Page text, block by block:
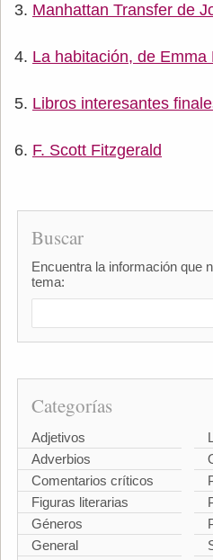
Manhattan Transfer de
La habitación, de Emma
Libros interesantes
F. Scott Fitzgerald
Buscar
Encuentra la información que
tema:
Categorías
Adjetivos
Adverbios
Comentarios críticos
Figuras literarias
Géneros
General